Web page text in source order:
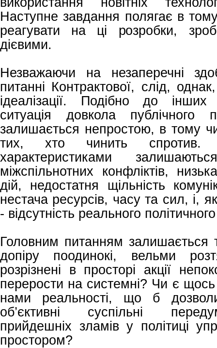
Наступне завдання полягає в
реагувати на ці розробки,
дієвими.
Незважаючи на незаперечні
питанні Контрактової, слід,
ідеалізації. Подібно до інших
ситуація довкола публічного
залишається непростою, в тому
тих, хто чинить спротив.
характеристиками
міжспільнотних конфліктів,
дій, недостатня щільність
нестача ресурсів, часу та сил, і,
- відсутність реального
Головним питанням залишається
допіру поодинокі, вельми
розрізнені в просторі акції
перерости на системні? Чи є
нами реальності, що б
об’єктивні суспільні
прийдешніх зламів у політиці
простором?